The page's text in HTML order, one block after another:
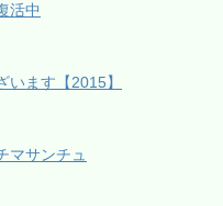
活中
います【2015】
マサンチュ